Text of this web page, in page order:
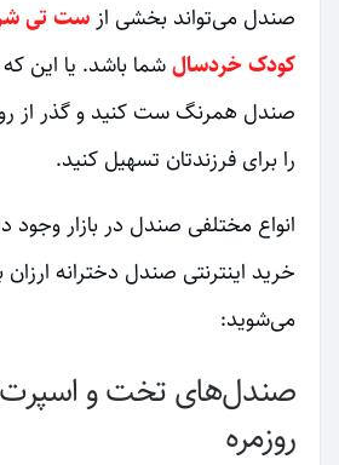
صندل می‌تواند بخشی از ست تی
کودک خردسالشما باشد. یا این که
صندل همرنگ ست کنید و گذر از
را برای فرزندتان تسهیل کنید.
انواع مختلفی صندل در بازار وجود
خرید اینترنتی صندل دخترانه ارزان
می‌شوید:
صندل‌های تخت و اسپرت
روزمره